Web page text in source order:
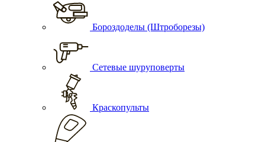
Бороздоделы (Штроборезы)
Сетевые шуруповерты
Краскопульты